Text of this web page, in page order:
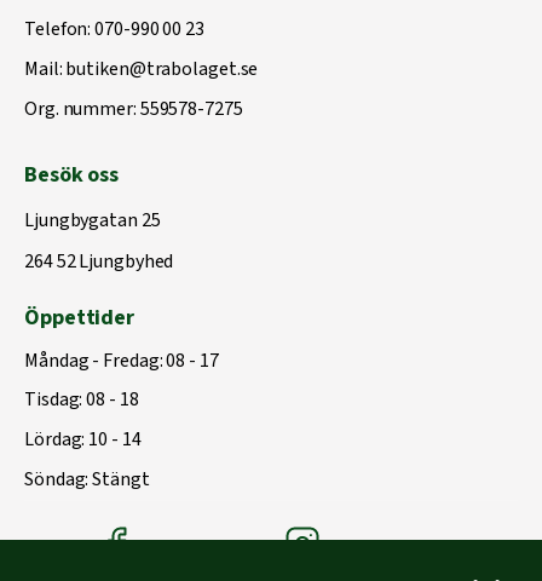
Telefon:070-990 00 23
Mail:butiken@trabolaget.se
Org. nummer: 559578-7275
Besök oss
Ljungbygatan 25
264 52 Ljungbyhed
Öppettider
Måndag - Fredag: 08 - 17
Tisdag: 08 - 18
Lördag: 10 - 14
Söndag: Stängt